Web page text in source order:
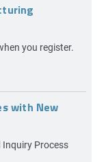
you register.
with New
Process